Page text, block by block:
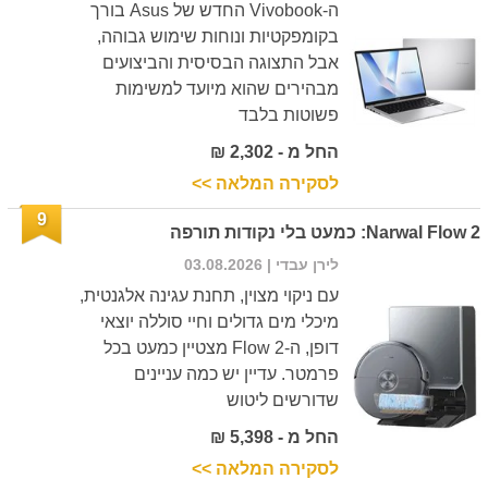
ה-Vivobook החדש של Asus בורך
בקומפקטיות ונוחות שימוש גבוהה,
אבל התצוגה הבסיסית והביצועים
מבהירים שהוא מיועד למשימות
פשוטות בלבד
החל מ - 2,302 ₪
לסקירה המלאה >>
Narwal Flow 2: כמעט בלי נקודות תורפה
9
לירן עבדי | 03.08.2026
עם ניקוי מצוין, תחנת עגינה אלגנטית,
מיכלי מים גדולים וחיי סוללה יוצאי
דופן, ה-Flow 2 מצטיין כמעט בכל
פרמטר. עדיין יש כמה עניינים
שדורשים ליטוש
החל מ - 5,398 ₪
לסקירה המלאה >>